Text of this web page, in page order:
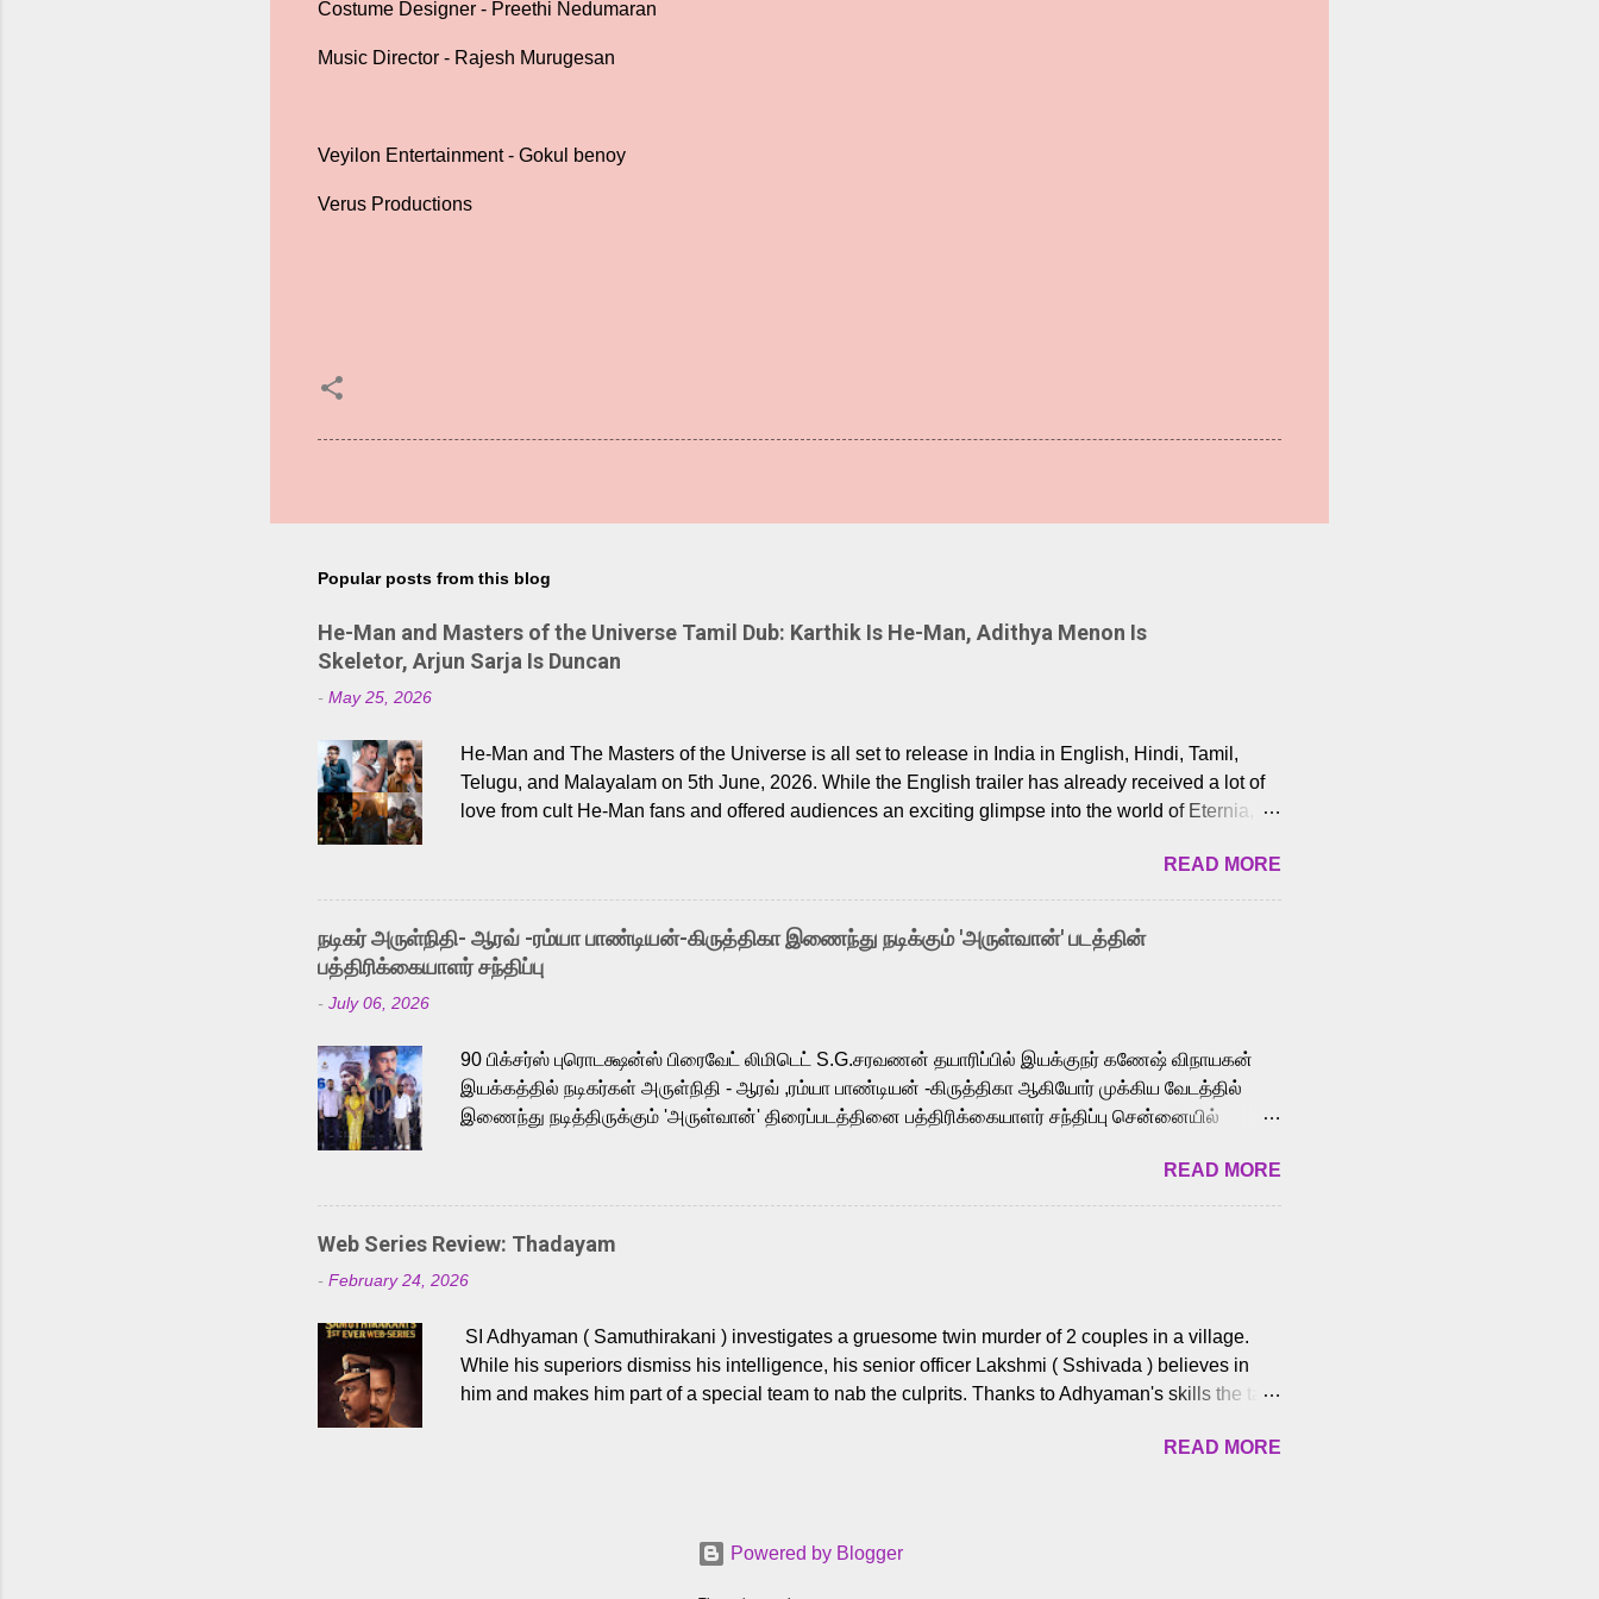
Costume Designer - Preethi Nedumaran
Music Director - Rajesh Murugesan
Veyilon Entertainment - Gokul benoy
Verus Productions
Popular posts from this blog
He-Man and Masters of the Universe Tamil Dub: Karthik Is He-Man, Adithya Menon Is
Skeletor, Arjun Sarja Is Duncan
- May 25, 2026
He-Man and The Masters of the Universe is all set to release in India in English, Hindi, Tamil,
Telugu, and Malayalam on 5th June, 2026. While the English trailer has already received a lot of
love from cult He-Man fans and offered audiences an exciting glimpse into the world of Eternia,
Adding to the growing buzz is the film’s powerful Tamil voice cast led by celebrated playback
singer Karthik, who lends his voice to the iconic superhero He-Man. Known for memorable songs
like “Behene De” from Raavan, “Oru Maalai” from Ghajini, and “Mun Andhi” from 7 Aum Arivu,
Karthik is loved for his versatile voice and strong command over multiple languages, making him
a strong fit for the legendary character. Adithya Menon, known for portraying memorable
READ MORE
நடிகர் அருள்நிதி- ஆரவ் -ரம்யா பாண்டியன்-கிருத்திகா இணைந்து நடிக்கும் 'அருள்வான்' படத்தின்
பத்திரிக்கையாளர் சந்திப்பு
- July 06, 2026
90 பிக்சர்ஸ் புரொடக்ஷன்ஸ் பிரைவேட் லிமிடெட் S.G.சரவணன் தயாரிப்பில் இயக்குநர் கணேஷ் விநாயகன்
இயக்கத்தில் நடிகர்கள் அருள்நிதி - ஆரவ் ,ரம்யா பாண்டியன் -கிருத்திகா ஆகியோர் முக்கிய வேடத்தில்
இணைந்து நடித்திருக்கும் 'அருள்வான்' திரைப்படத்தினை பத்திரிக்கையாளர் சந்திப்பு சென்னையில்
அருள்நிதி, ஆரவ், காளி வெங்கட், ரம்யா பாண்டியன், வி டி வி கணேஷ் , ஜான் விஜய், பேபி கிருத்திகா,
'பருத்திவீரன்' சரவணன், ஹரிஷ் உத்தமன் உள்ளிட்ட பலர் நடித்திருக்கிறார்கள். எம். சுகுமார் ஒளிப்பதிவு
செய்திருக்கும் இந்த திரைப்படத்திற்கு ஜீ. வி. பிரகாஷ் குமார் இசையமைத்திருக்கிறார். லால்குடி
இளையராஜா கலை இயக்கத்தை கவனிக்க.. லாரன்ஸ் கிஷோர் படத் தொகுப்பு பணிகளை
மேற்கொண்டிருக்கிறார். கல்வியின் அவசியத்தை வலியுறுத்தி தயாராகி இருக்கும் இந்தத் திரைப்படத்தை 90
இப்படத்தை சக்தி பிலிம் ஃபேக்டரி நிறுவனம் சார்பில் சக்திவேலன் வழங...
READ MORE
Web Series Review: Thadayam
- February 24, 2026
SI Adhyaman ( Samuthirakani ) investigates a gruesome twin murder of 2 couples in a village.
While his superiors dismiss his intelligence, his senior officer Lakshmi ( Sshivada ) believes in
him and makes him part of a special team to nab the culprits. Thanks to Adhyaman's skills the task
begin to dig deeper, several layers emerge which link the case to events dating back to 1995.
character details. What follows is a chilling series of encounters between the cops and villainous
characters (played by Prem and Raj Tirandasu ). While both look menacing and are superb
READ MORE
Powered by Blogger